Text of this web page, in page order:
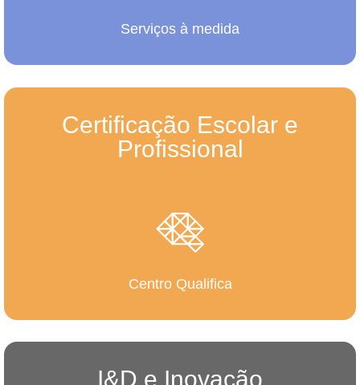
Serviços à medida
Certificação Escolar e
Profissional
Centro Qualifica
I&D e Inovação